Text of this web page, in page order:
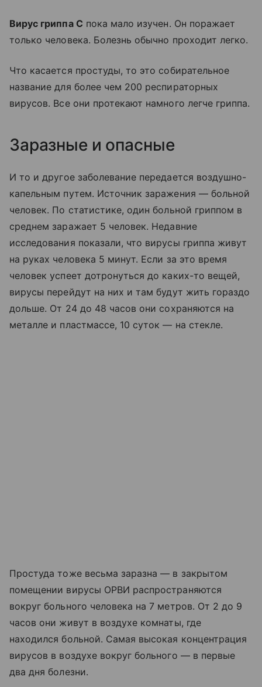
Вирус гриппа С пока мало изучен. Он поражает
только человека. Болезнь обычно проходит легко.
Что касается простуды, то это собирательное
название для более чем 200 респираторных
вирусов. Все они протекают намного легче гриппа.
Заразные и опасные
И то и другое заболевание передается воздушно-
капельным путем. Источник заражения — больной
человек. По статистике, один больной гриппом в
среднем заражает 5 человек. Недавние
исследования показали, что вирусы гриппа живут
на руках человека 5 минут. Если за это время
человек успеет дотронуться до каких-то вещей,
вирусы перейдут на них и там будут жить гораздо
дольше. От 24 до 48 часов они сохраняются на
металле и пластмассе, 10 суток — на стекле.
Простуда тоже весьма заразна — в закрытом
помещении вирусы ОРВИ распространяются
вокруг больного человека на 7 метров. От 2 до 9
часов они живут в воздухе комнаты, где
находился больной. Самая высокая концентрация
вирусов в воздухе вокруг больного — в первые
два дня болезни.